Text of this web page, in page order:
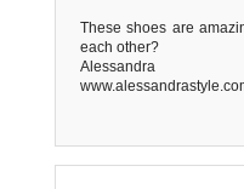
These shoes are
each other?
Alessandra